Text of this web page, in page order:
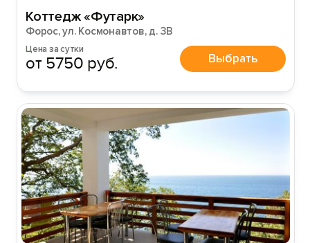
Коттедж «Футарк»
Форос, ул. Космонавтов, д. 3В
Цена за сутки
от 5750 руб. Выбрать